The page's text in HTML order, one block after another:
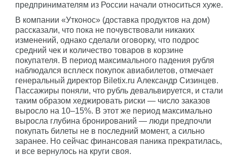
предпринимателям из России начали относиться хуже.
В компании «Утконос» (доставка продуктов на дом)
рассказали, что пока не почувствовали никаких
изменений, однако сделали оговорку, что подрос
средний чек и количество товаров в корзине
покупателя. В период максимального падения рубля
наблюдался всплеск покупок авиабилетов, отмечает
генеральный директор Biletix.ru Александр Сизинцев.
Пассажиры поняли, что рубль девальвируется, и стали
таким образом хеджировать риски — число заказов
выросло на 10–15%. В этот же период максимально
выросла глубина бронирований — люди предпочли
покупать билеты не в последний момент, а сильно
заранее. Но сейчас финансовая паника прекратилась,
и все вернулось на круги своя.